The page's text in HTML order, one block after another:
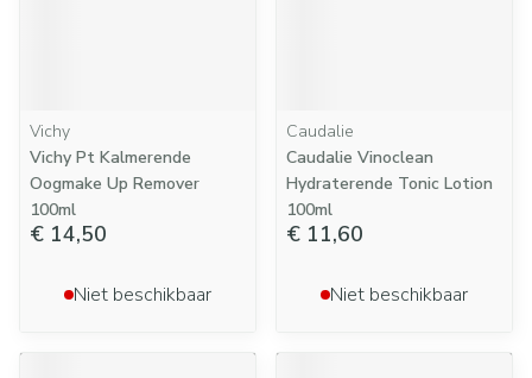
Vichy
Vichy Pt Kalmerende
Oogmake Up Remover
100ml
€ 14,50
Niet beschikbaar
Caudalie
Caudalie Vinoclean
Hydraterende Tonic Lotion
100ml
€ 11,60
Niet beschikbaar